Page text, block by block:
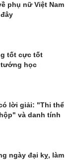
phụ nữ Việt Nam
tốt cực tốt
học
lời giải: "Thi thể
và danh tính
ngày đại kỵ, làm